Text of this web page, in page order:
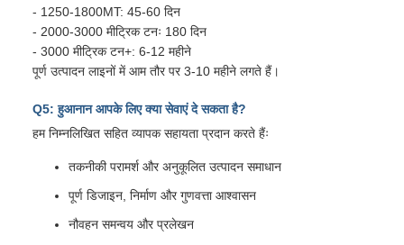
- 1250-1800MT: 45-60 दिन
- 2000-3000 मीट्रिक टनः 180 दिन
- 3000 मीट्रिक टन+: 6-12 महीने
पूर्ण उत्पादन लाइनों में आम तौर पर 3-10 महीने लगते हैं।
Q5: हुआनान आपके लिए क्या सेवाएं दे सकता है?
हम निम्नलिखित सहित व्यापक सहायता प्रदान करते हैंः
तकनीकी परामर्श और अनुकूलित उत्पादन समाधान
पूर्ण डिजाइन, निर्माण और गुणवत्ता आश्वासन
नौवहन समन्वय और प्रलेखन